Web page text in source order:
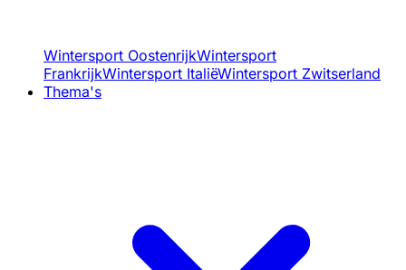
Wintersport OostenrijkWintersport
FrankrijkWintersport ItaliëWintersport Zwitserland
Thema's